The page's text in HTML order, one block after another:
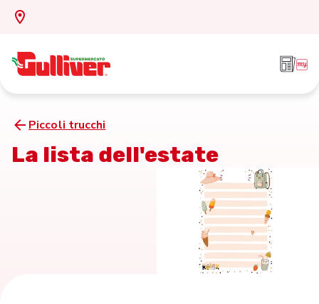
Piccoli trucchi
La lista dell'estate